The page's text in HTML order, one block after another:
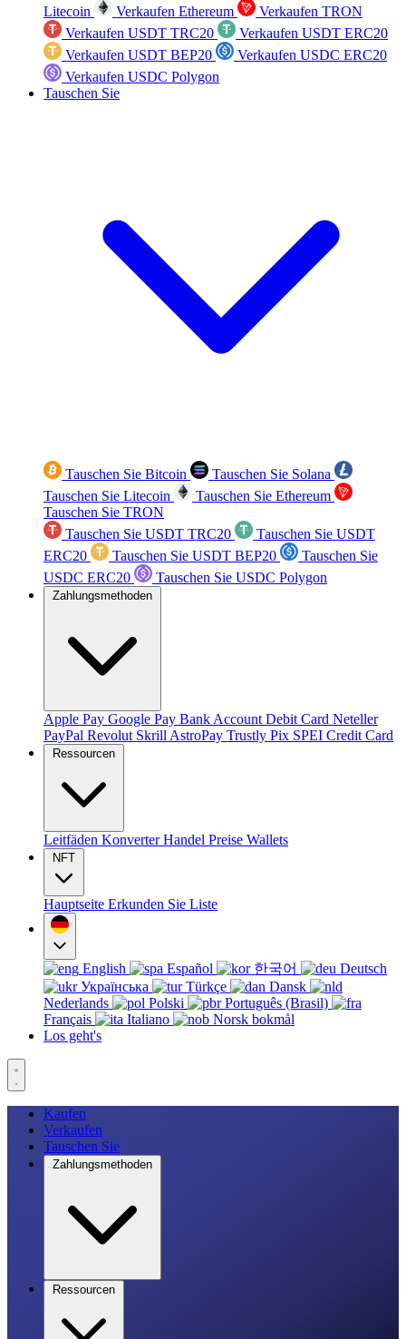
Litecoin
Verkaufen Ethereum
Verkaufen TRON
Verkaufen USDT TRC20
Verkaufen USDT ERC20
Verkaufen USDT BEP20
Verkaufen USDC ERC20
Verkaufen USDC Polygon
Tauschen Sie
Tauschen Sie Bitcoin
Tauschen Sie Solana
Tauschen Sie Litecoin
Tauschen Sie Ethereum
Tauschen Sie TRON
Tauschen Sie USDT TRC20
Tauschen Sie USDT
ERC20
Tauschen Sie USDT BEP20
Tauschen Sie
USDC ERC20
Tauschen Sie USDC Polygon
Zahlungsmethoden
Apple Pay Google Pay Bank Account Debit Card Neteller
PayPal Revolut Skrill AstroPay Trustly Pix SPEI Credit Card
Ressourcen
Leitfäden KonverterHandel Preise Wallets
NFT
Hauptseite Erkunden Sie Liste
English Español 한국어
Deutsch
Українська
Türkçe
Dansk
Nederlands
Polski
Português (Brasil)
Français
Italiano
Norsk bokmål
Los geht's
Kaufen
Verkaufen
Tauschen Sie
Zahlungsmethoden
Ressourcen